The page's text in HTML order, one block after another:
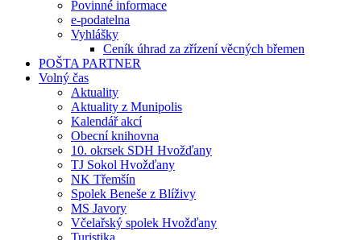
Povinné informace
e-podatelna
Vyhlášky
Ceník úhrad za zřízení věcných břemen
POŠTA PARTNER
Volný čas
Aktuality
Aktuality z Munipolis
Kalendář akcí
Obecní knihovna
10. okrsek SDH Hvožďany
TJ Sokol Hvožďany
NK Třemšín
Spolek Beneše z Blíživy
MS Javory
Včelařský spolek Hvožďany
Turistika